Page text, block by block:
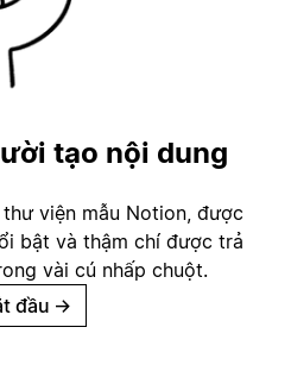
tạo nội dung
viện mẫu Notion, được
bật và thậm chí được trả
vài cú nhấp chuột.
đầu →